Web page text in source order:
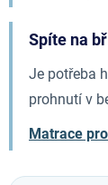
Spíte na
Je potřeba
prohnutí v
Matrace